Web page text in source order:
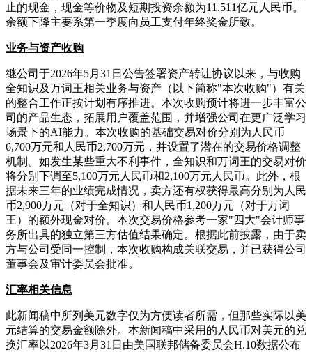
止的现金，现金等价物及短期投资余额为11.511亿元人民币。
余额下降主要系第一季度向员工支付年终奖金所致。
业务与资产收购
继公司于2026年5月31日公告签署资产转让协议以来，与收购
全知识及万词王相关业务与资产（以下简称"本次收购"）有关
的整合工作正按计划有序推进。本次收购预计将进一步丰富公
司的产品生态，拓展用户覆盖范围，并增强公司在更广泛学习
场景下的AI能力。本次收购的基础交易对价分别为人民币
6,700万元和人民币2,700万元，并设置了潜在的交易价格调整
机制。如发生某些重大不利事件，全知识和万词王的交易对价
将分别下调至5,100万元人民币和2,100万元人民币。此外，根
据未来三年的业绩完成情况，卖方还有权获得最高分别为人民
币2,900万元（对于全知识）和人民币1,200万元（对于万词
王）的额外现金对价。本次交易价格参考一家"四大"会计师事
务所出具的独立第三方估值结果确定。根据此前披露，由于卖
方与公司受同一控制，本次收购构成关联交易，并已获得公司
董事会及审计委员会批准。
汇率相关信息
此新闻稿中所列美元数字仅为方便读者所需，但那些实际以美
元结算的交易金额除外。本新闻稿中采用的人民币对美元的兑
换汇率以2026年3月31日由美国联邦储备委员会H.10数据公布